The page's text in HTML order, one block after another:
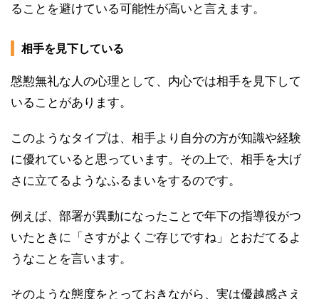
ることを避けている可能性が高いと言えます。
相手を見下している
慇懃無礼な人の心理として、内心では相手を見下して
いることがあります。
このようなタイプは、相手より自分の方が知識や経験
に優れていると思っています。その上で、相手を大げ
さに立てるようなふるまいをするのです。
例えば、部署が異動になったことで年下の指導役がつ
いたときに「さすがよくご存じですね」とおだてるよ
うなことを言います。
そのような態度をとっておきながら、実は優越感さえ